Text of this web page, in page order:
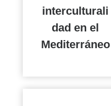
interculturali
dad en el
Mediterráneo